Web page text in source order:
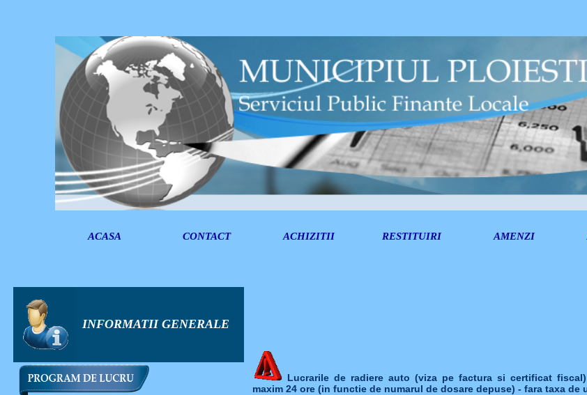
ACASA CONTACT ACHIZITII RESTITUIRI AMENZI
INFORMATII GENERALE
Lucrarile de radiere auto (viza pe factura si certificat
maxim 24 ore (in functie de numarul de dosare depuse) - fara taxa de